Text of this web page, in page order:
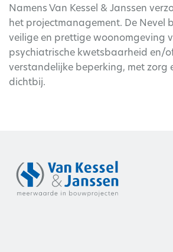
Namens Van Kessel & Janssen
het projectmanagement. De Nevel
veilige en prettige woonomgeving
psychiatrische kwetsbaarheid en/
verstandelijke beperking, met zorg
dichtbij.